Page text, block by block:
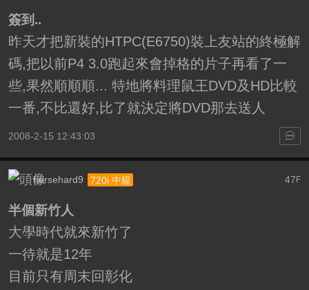
簽到..
昨天才把新裝的HTPC(E6750)裝上友站的終極解
碼,把以前P4 3.0跑起來會掉格的片子再看了一
些,果然順順順... 特地將料理鼠王DVD及HD比較
一番,不比還好,比了就決定將DVD那去送人
2008-2-15 12:43:03
47 F
horsehard9 720i 中級
半個新竹人
大學時代就來新竹了
一待就是12年
目前只有周末回彰化